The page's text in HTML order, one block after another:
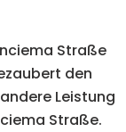
Straße
den
Leistung
Straße.